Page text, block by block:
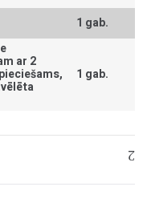
1 gab.
ar 2
1 gab.